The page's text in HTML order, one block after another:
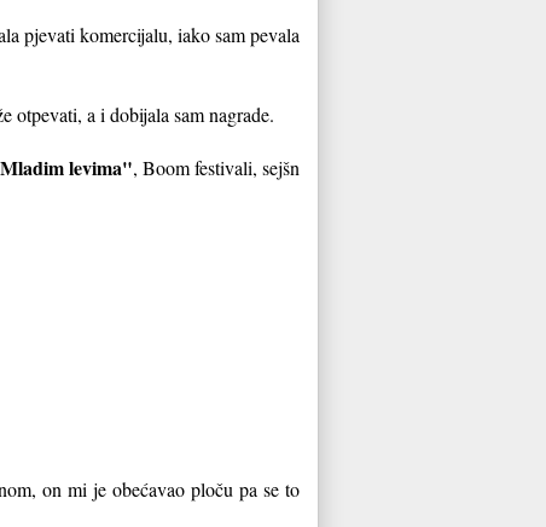
pjevati komercijalu, iako sam pevala
otpevati, a i dobijala sam nagrade.
levima", Boom festivali, sejšn
on mi je obećavao ploču pa se to